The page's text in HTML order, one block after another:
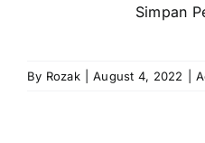
Simpan
By Rozak August 4, 2022